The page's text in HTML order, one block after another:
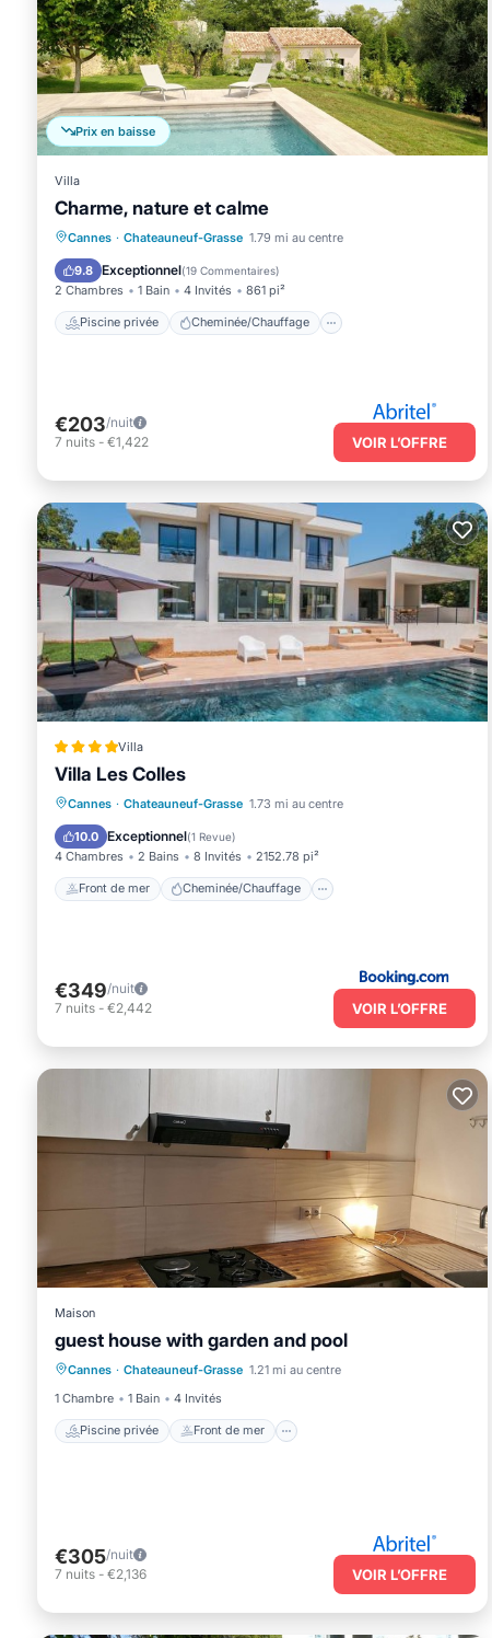
Prix en baisse
Villa
Charme, nature et calme
Cannes · Chateauneuf-Grasse 1.79 mi au centre
9.8 Exceptionnel(19 Commentaires)
2 Chambres 1 Bain 4 Invités 861 pi²
Piscine privée Cheminée/Chauffage
Piscine privée
Cheminée/Chauffage
Piscine
Vue sur l’océan
€203/nuit
7 nuits - €1,422 VOIR L’OFFRE
Villa
Villa Les Colles
Cannes · Chateauneuf-Grasse 1.73 mi au centre
10.0 Exceptionnel(1 Revue)
4 Chambres 2 Bains 8 Invités 2152.78 pi²
Front de mer Cheminée/Chauffage
Front de mer
Cheminée/Chauffage
Piscine
Vue sur l’océan
€349/nuit
7 nuits - €2,442 VOIR L’OFFRE
Maison
guest house with garden and pool
Cannes · Chateauneuf-Grasse 1.21 mi au centre
1 Chambre
1 Bain 4 Invités
Piscine privée Front de mer
Piscine privée
Front de mer
Cheminée/Chauffage
Piscine
€305/nuit
7 nuits - €2,136 VOIR L’OFFRE